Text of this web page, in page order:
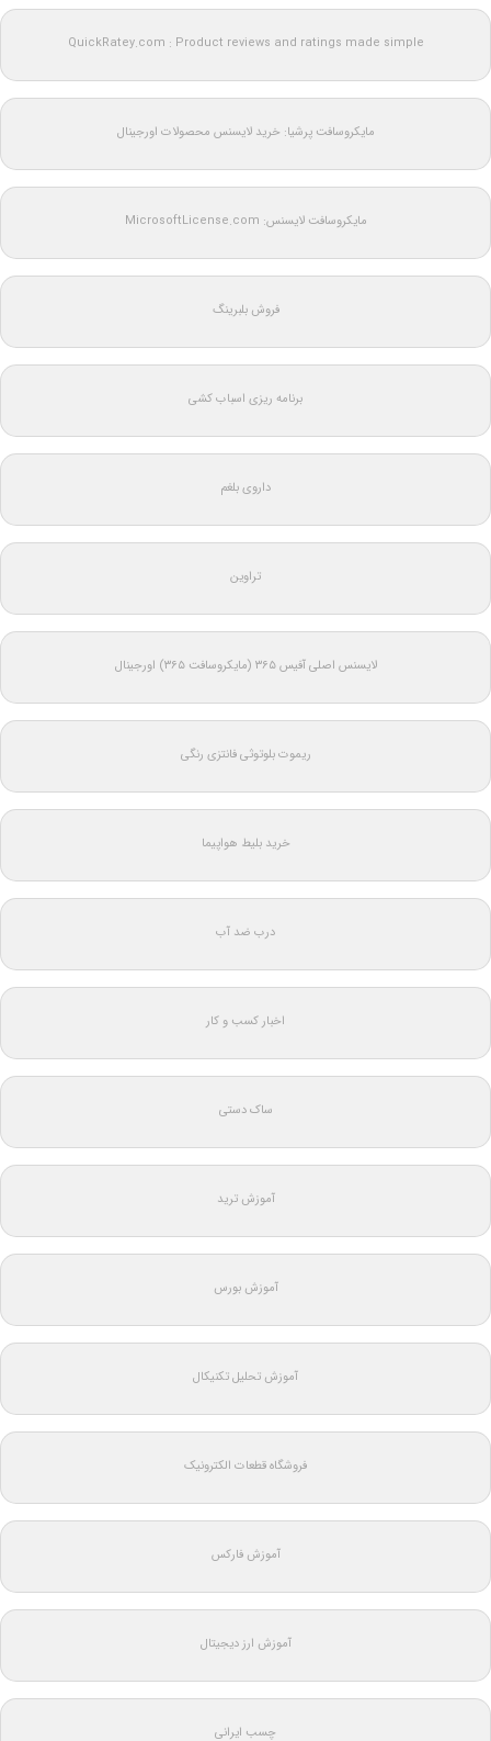
QuickRatey.com : Product reviews and ratings made simple
مایکروسافت پرشیا: خرید لایسنس محصولات اورجینال
مایکروسافت لایسنس: MicrosoftLicense.com
فروش بلبرینگ
برنامه ریزی اسباب کشی
داروی بلغم
تراوین
لایسنس اصلی آفیس ۳۶۵ (مایکروسافت ۳۶۵) اورجینال
ریموت بلوتوثی فانتزی رنگی
خرید بلیط هواپیما
درب ضد آب
اخبار کسب و کار
ساک دستی
آموزش ترید
آموزش بورس
آموزش تحلیل تکنیکال
فروشگاه قطعات الکترونیک
آموزش فارکس
آموزش ارز دیجیتال
چسب ایرانی